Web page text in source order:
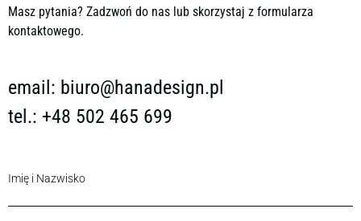
Masz pytania? Zadzwoń do nas lub skorzystaj z formularza
kontaktowego.
email: biuro@hanadesign.pl
tel.: +48 502 465 699